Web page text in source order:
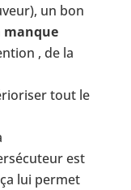
un bon
manque
, de la
tout le
est
lui permet